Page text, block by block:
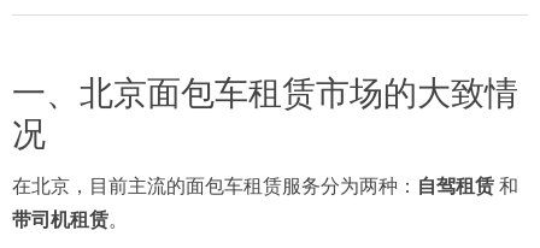
一、北京面包车租赁市场的大致情
况
在北京，目前主流的面包车租赁服务分为两种： 自驾租赁 和
带司机租赁。